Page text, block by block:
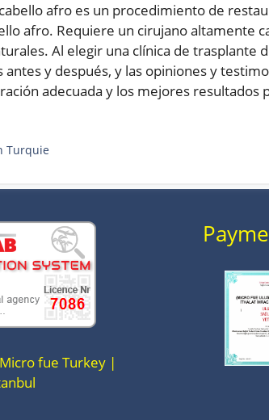
afro es un procedimiento de
afro. Requiere un cirujano altamente
Al elegir una clínica de trasplante
antes y después, y las opiniones y
adecuada y los mejores
Turquie
fue Turkey |